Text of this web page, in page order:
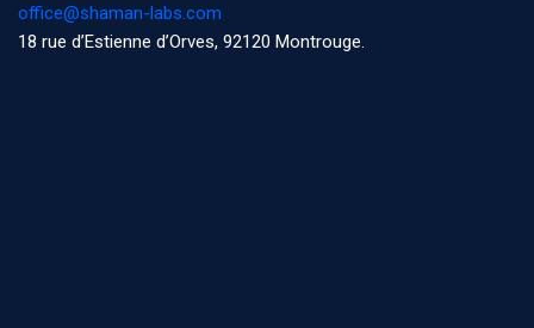
office@shaman-labs.com
18 rue d’Estienne d’Orves, 92120 Montrouge.